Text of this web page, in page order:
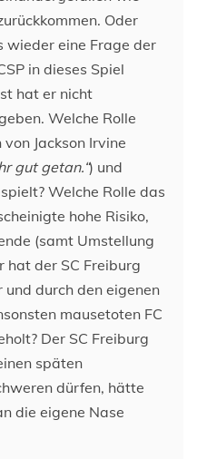
Oder
wieder eine Frage der
in dieses Spiel
hat er nicht
Welche Rolle
Jackson Irvine
gut getan.“) und
Welche Rolle das
hohe Risiko,
(samt Umstellung
hat der SC Freiburg
und durch den eigenen
mausetoten FC
Der SC Freiburg
späten
dürfen, hätte
die eigene Nase